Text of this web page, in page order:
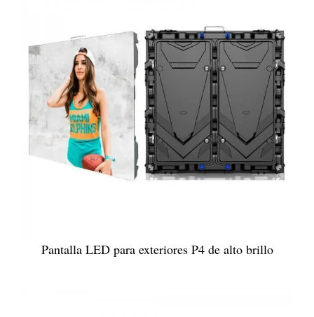
Pantalla LED para exteriores P4 de alto brillo